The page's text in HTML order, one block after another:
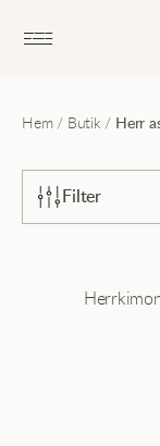
Open main
Hem/ Butik / Herr
Filter
Samling
Dam